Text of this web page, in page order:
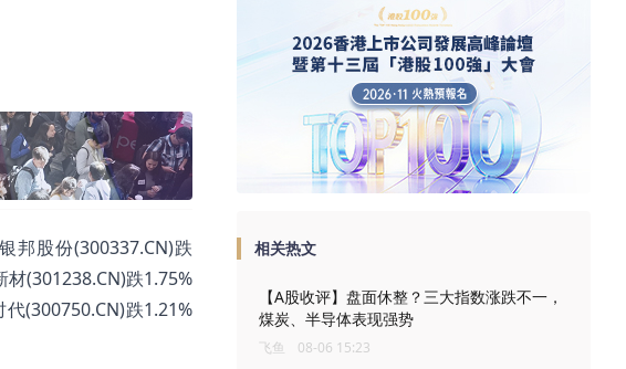
邦股份(300337.CN)跌
(301238.CN)跌1.75%
(300750.CN)跌1.21%
相关热文
【A股收评】盘面休整？三大指数涨跌不一，
煤炭、半导体表现强势
飞鱼 08-06 15:23